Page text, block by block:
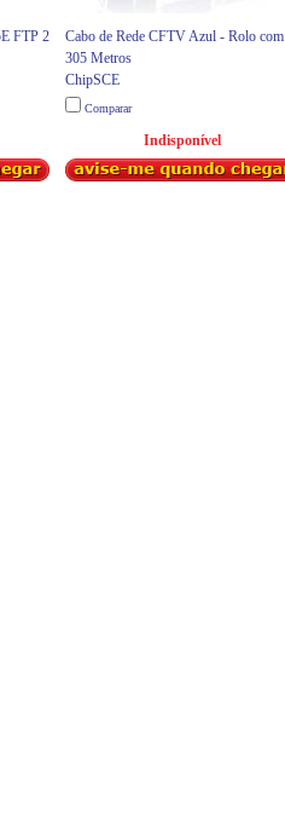
FTP 2
Cabo de Rede CFTV Azul - Rolo com
305 Metros
ChipSCE
Comparar
Indisponível